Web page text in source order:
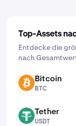
Top-Assets
Entdecke die
nach
BTC Bitcoin
BTC
USDT Tether
USDT